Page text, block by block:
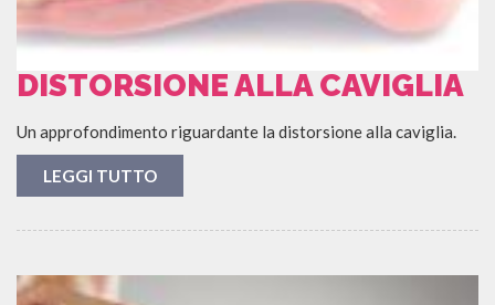
DISTORSIONE ALLA CAVIGLIA
Un approfondimento riguardante la distorsione alla caviglia.
LEGGI TUTTO